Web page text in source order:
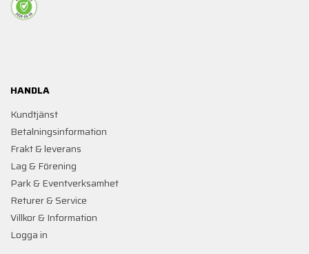
HANDLA
Kundtjänst
Betalningsinformation
Frakt & leverans
Lag & Förening
Park & Eventverksamhet
Returer & Service
Villkor & Information
Logga in